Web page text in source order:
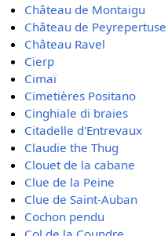
Château de Montaigu
Château de Peyrepertuse
Château Ravel
Cierp
Cimaï
Cimetières Positano
Cinghiale di braies
Citadelle d'Entrevaux
Claudie the Thug
Clouet de la cabane
Clue de la Peine
Clue de Saint-Auban
Cochon pendu